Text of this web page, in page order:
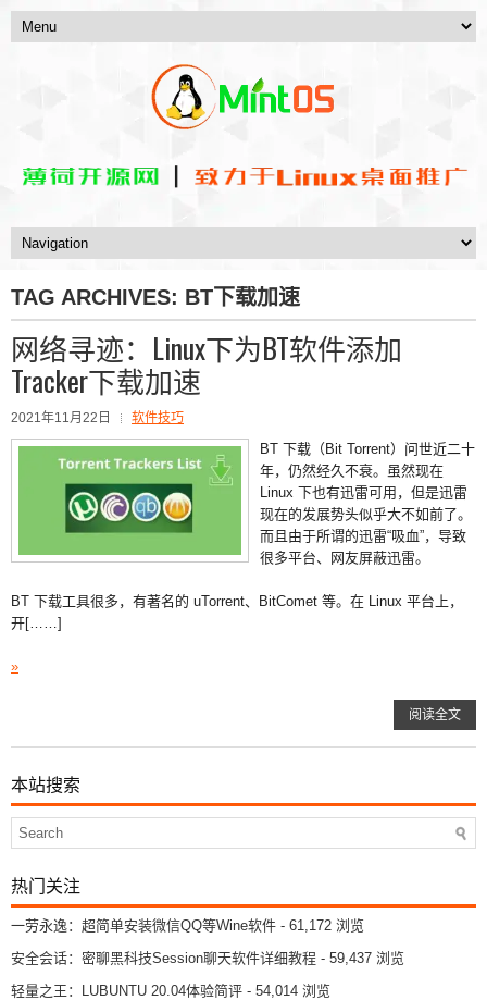
TAG ARCHIVES: BT下载加速
网络寻迹：Linux下为BT软件添加
Tracker下载加速
2021年11月22日 软件技巧
BT 下载（Bit Torrent）问世近二十
年，仍然经久不衰。虽然现在
Linux 下也有迅雷可用，但是迅雷
现在的发展势头似乎大不如前了。
而且由于所谓的迅雷“吸血”，导致
很多平台、网友屏蔽迅雷。
BT 下载工具很多，有著名的 uTorrent、BitComet 等。在 Linux 平台上，
开[……]
»
阅读全文
本站搜索
热门关注
一劳永逸：超简单安装微信QQ等Wine软件 - 61,172 浏览
安全会话：密聊黑科技Session聊天软件详细教程 - 59,437 浏览
轻量之王：LUBUNTU 20.04体验简评 - 54,014 浏览